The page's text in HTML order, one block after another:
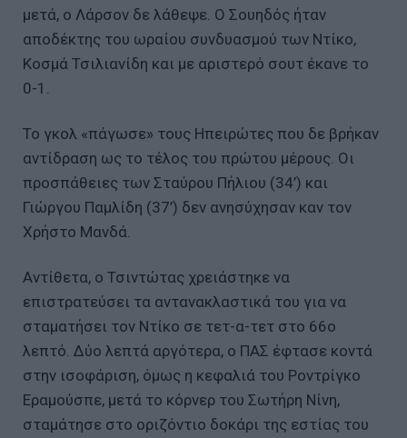
μετά, ο Λάρσον δε λάθεψε. Ο Σουηδός ήταν
αποδέκτης του ωραίου συνδυασμού των Ντίκο,
Κοσμά Τσιλιανίδη και με αριστερό σουτ έκανε το
0-1.
Το γκολ «πάγωσε» τους Ηπειρώτες που δε βρήκαν
αντίδραση ως το τέλος του πρώτου μέρους. Οι
προσπάθειες των Σταύρου Πήλιου (34’) και
Γιώργου Παμλίδη (37’) δεν ανησύχησαν καν τον
Χρήστο Μανδά.
Αντίθετα, ο Τσιντώτας χρειάστηκε να
επιστρατεύσει τα αντανακλαστικά του για να
σταματήσει τον Ντίκο σε τετ-α-τετ στο 66ο
λεπτό. Δύο λεπτά αργότερα, ο ΠΑΣ έφτασε κοντά
στην ισοφάριση, όμως η κεφαλιά του Ροντρίγκο
Εραμούσπε, μετά το κόρνερ του Σωτήρη Νίνη,
σταμάτησε στο οριζόντιο δοκάρι της εστίας του